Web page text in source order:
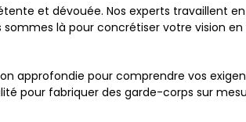
et dévouée. Nos experts travaillent
là pour concrétiser votre vision
approfondie pour comprendre vos
pour fabriquer des garde-corps sur